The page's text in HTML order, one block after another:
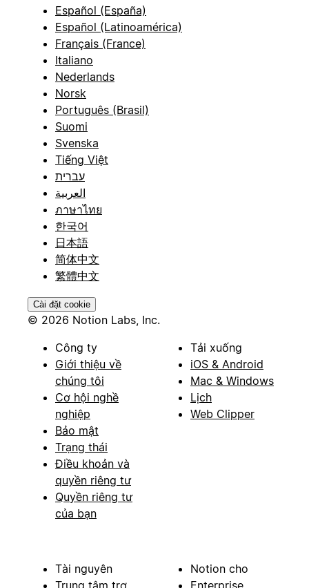
Español (España)
Español (Latinoamérica)
Français (France)
Italiano
Nederlands
Norsk
Português (Brasil)
Suomi
Svenska
Tiếng Việt
עברית
العربية
ภาษาไทย
한국어
日本語
简体中文
繁體中文
Cài đặt cookie
© 2026 Notion Labs, Inc.
Công ty
Giới thiệu về
chúng tôi
Cơ hội nghề
nghiệp
Bảo mật
Trạng thái
Điều khoản và
quyền riêng tư
Quyền riêng tư
của bạn
Tải xuống
iOS & Android
Mac & Windows
Lịch
Web Clipper
Tài nguyên
Trung tâm trợ
Notion cho
Enterprise